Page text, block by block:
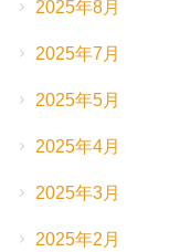
2025年8月
2025年7月
2025年5月
2025年4月
2025年3月
2025年2月